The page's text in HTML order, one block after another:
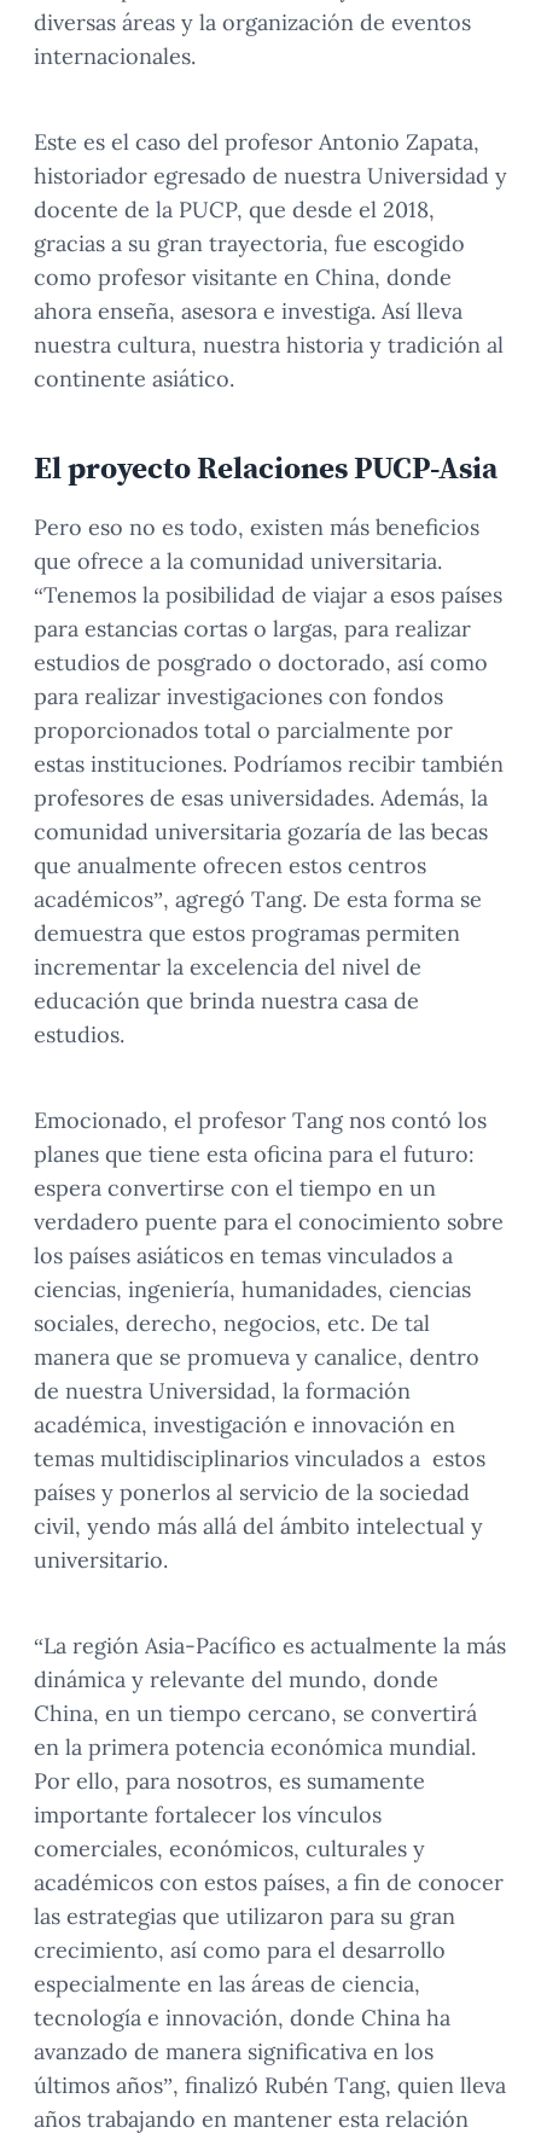
diversas áreas y la organización de eventos
internacionales.
Este es el caso del profesor Antonio Zapata,
historiador egresado de nuestra Universidad y
docente de la PUCP, que desde el 2018,
gracias a su gran trayectoria, fue escogido
como profesor visitante en China, donde
ahora enseña, asesora e investiga. Así lleva
nuestra cultura, nuestra historia y tradición al
continente asiático.
El proyecto Relaciones PUCP-Asia
Pero eso no es todo, existen más beneficios
que ofrece a la comunidad universitaria.
“Tenemos la posibilidad de viajar a esos países
para estancias cortas o largas, para realizar
estudios de posgrado o doctorado, así como
para realizar investigaciones con fondos
proporcionados total o parcialmente por
estas instituciones. Podríamos recibir también
profesores de esas universidades. Además, la
comunidad universitaria gozaría de las becas
que anualmente ofrecen estos centros
académicos”, agregó Tang. De esta forma se
demuestra que estos programas permiten
incrementar la excelencia del nivel de
educación que brinda nuestra casa de
estudios.
Emocionado, el profesor Tang nos contó los
planes que tiene esta oficina para el futuro:
espera convertirse con el tiempo en un
verdadero puente para el conocimiento sobre
los países asiáticos en temas vinculados a
ciencias, ingeniería, humanidades, ciencias
sociales, derecho, negocios, etc. De tal
manera que se promueva y canalice, dentro
de nuestra Universidad, la formación
académica, investigación e innovación en
temas multidisciplinarios vinculados a estos
países y ponerlos al servicio de la sociedad
civil, yendo más allá del ámbito intelectual y
universitario.
“La región Asia-Pacífico es actualmente la más
dinámica y relevante del mundo, donde
China, en un tiempo cercano, se convertirá
en la primera potencia económica mundial.
Por ello, para nosotros, es sumamente
importante fortalecer los vínculos
comerciales, económicos, culturales y
académicos con estos países, a fin de conocer
las estrategias que utilizaron para su gran
crecimiento, así como para el desarrollo
especialmente en las áreas de ciencia,
tecnología e innovación, donde China ha
avanzado de manera significativa en los
últimos años”, finalizó Rubén Tang, quien lleva
años trabajando en mantener esta relación